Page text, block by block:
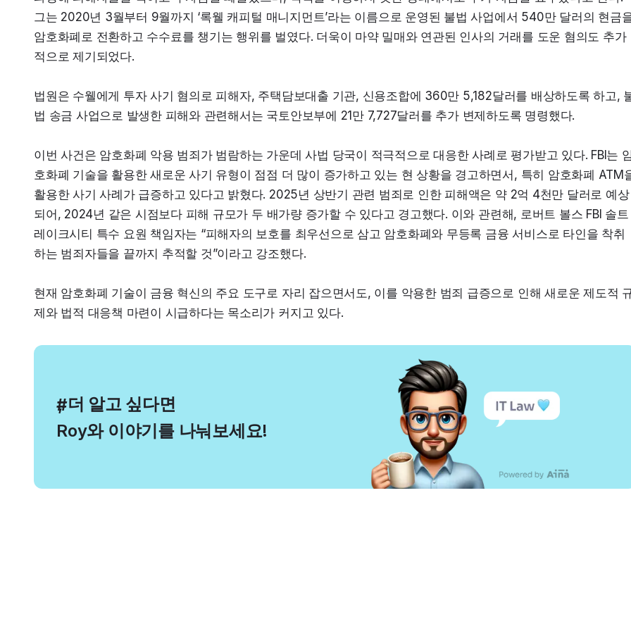
그는 2020년 3월부터 9월까지 ‘록웰 캐피털 매니지먼트’라는 이름으로 운영된 불법 사업에서 540만 달러의 현금
암호화폐로 전환하고 수수료를 챙기는 행위를 벌였다. 더욱이 마약 밀매와 연관된 인사의 거래를 도운 혐의도 추가
적으로 제기되었다.
법원은 수웰에게 투자 사기 혐의로 피해자, 주택담보대출 기관, 신용조합에 360만 5,182달러를 배상하도록 하고,
법 송금 사업으로 발생한 피해와 관련해서는 국토안보부에 21만 7,727달러를 추가 변제하도록 명령했다.
이번 사건은 암호화폐 악용 범죄가 범람하는 가운데 사법 당국이 적극적으로 대응한 사례로 평가받고 있다. FBI는
호화폐 기술을 활용한 새로운 사기 유형이 점점 더 많이 증가하고 있는 현 상황을 경고하면서, 특히 암호화폐 ATM
활용한 사기 사례가 급증하고 있다고 밝혔다. 2025년 상반기 관련 범죄로 인한 피해액은 약 2억 4천만 달러로 예상
되어, 2024년 같은 시점보다 피해 규모가 두 배가량 증가할 수 있다고 경고했다. 이와 관련해, 로버트 볼스 FBI 솔트
레이크시티 특수 요원 책임자는 “피해자의 보호를 최우선으로 삼고 암호화폐와 무등록 금융 서비스로 타인을 착취
하는 범죄자들을 끝까지 추적할 것”이라고 강조했다.
현재 암호화폐 기술이 금융 혁신의 주요 도구로 자리 잡으면서도, 이를 악용한 범죄 급증으로 인해 새로운 제도적
제와 법적 대응책 마련이 시급하다는 목소리가 커지고 있다.
#
, 더 알고 싶다면
Roy와 이야기를 나눠보세요!